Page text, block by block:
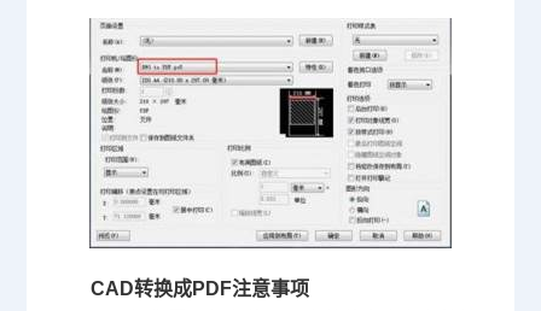
CAD转换成PDF注意事项